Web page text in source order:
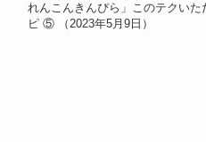
れんこんきんぴら」このテクいた
ピ ⑤ （2023年5月9日）